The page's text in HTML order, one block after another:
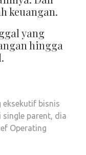
keuangan.
yang
hingga
eksekutif bisnis
single parent, dia
Operating